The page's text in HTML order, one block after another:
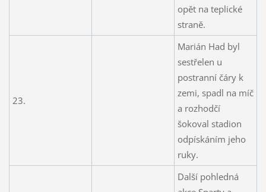
opět na teplické
straně.
23.
Marián Had byl
sestřelen u
postranní čáry k
zemi, spadl na míč
a rozhodčí
šokoval stadion
odpískáním jeho
ruky.
Další pohledná